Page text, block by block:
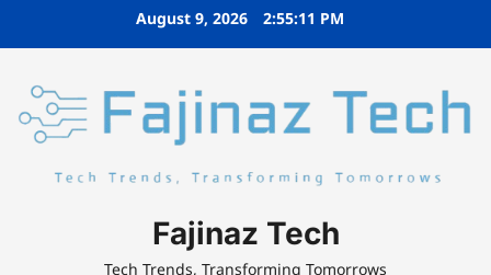
August 9, 2026 2:55:11 PM
Fajinaz Tech
Tech Trends, Transforming Tomorrows